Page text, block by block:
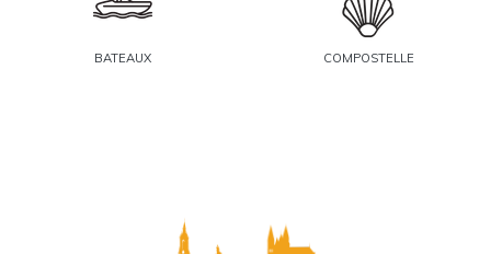
BATEAUX COMPOSTELLE